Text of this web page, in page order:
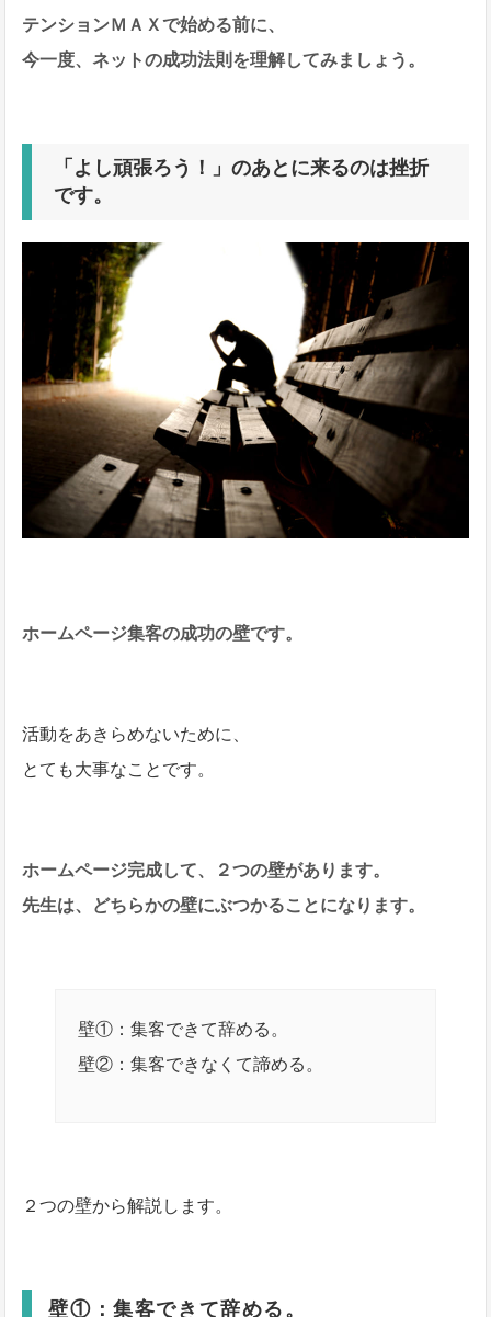
テンションＭＡＸで始める前に、
今一度、ネットの成功法則を理解してみましょう。
「よし頑張ろう！」のあとに来るのは挫折
です。
ホームページ集客の成功の壁です。
活動をあきらめないために、
とても大事なことです。
ホームページ完成して、２つの壁があります。
先生は、どちらかの壁にぶつかることになります。
壁①：集客できて辞める。
壁②：集客できなくて諦める。
２つの壁から解説します。
壁①：集客できて辞める。